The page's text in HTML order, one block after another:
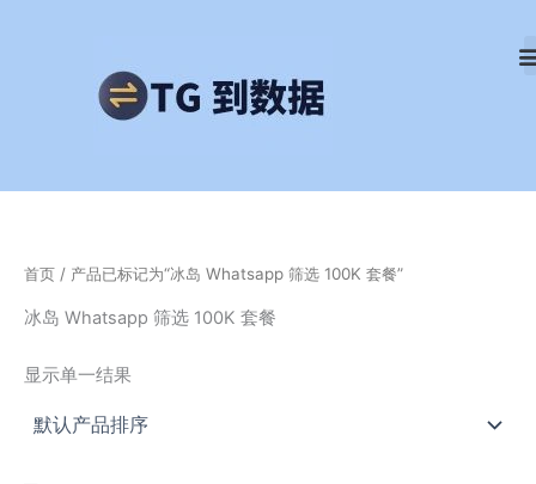
首页 / 产品已标记为“冰岛 Whatsapp 筛选 100K 套餐”
冰岛 Whatsapp 筛选 100K 套餐
显示单一结果